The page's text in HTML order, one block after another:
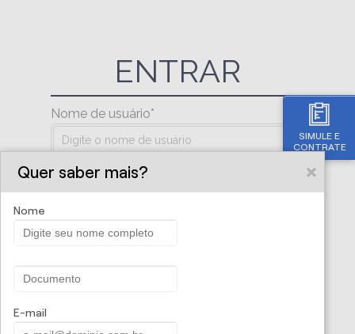
SIMULE E
CONTRATE
ENTRAR
Nome de usuário
Senha
Quer saber mais?
Nome
E-mail